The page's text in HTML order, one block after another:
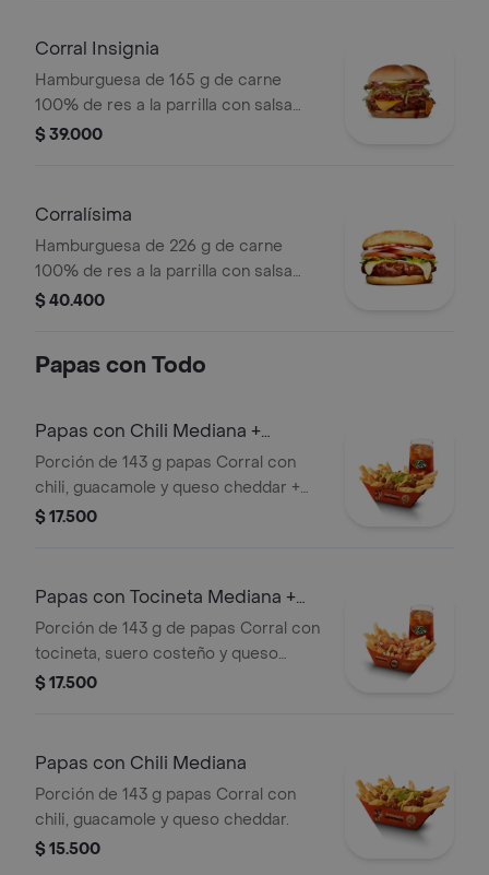
Corral Insignia
Hamburguesa de 165 g de carne
100% de res a la parrilla con salsa
BBQ, tocineta, queso americano,
mostaza en pan papa
$ 39.000
Corralísima
Hamburguesa de 226 g de carne
100% de res a la parrilla con salsa
bbq, queso mozzarella, tomate en
mostaza
$ 40.400
Papas con Todo
Papas con Chili Mediana +
bebida
Porción de 143 g papas Corral con
chili, guacamole y queso cheddar +
bebida
$ 17.500
Papas con Tocineta Mediana +
bebida
Porción de 143 g de papas Corral con
tocineta, suero costeño y queso
cheddar + bebida
$ 17.500
Papas con Chili Mediana
Porción de 143 g papas Corral con
chili, guacamole y queso cheddar.
$ 15.500